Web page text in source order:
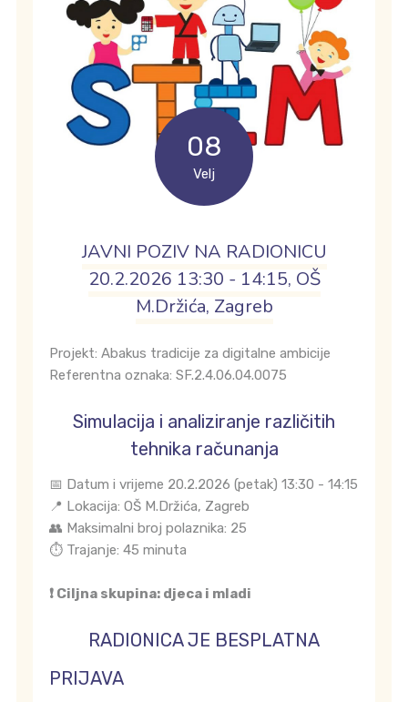
08
Velj
JAVNI POZIV NA RADIONICU
20.2.2026 13:30 - 14:15, OŠ
M.Držića, Zagreb
Projekt: Abakus tradicije za digitalne ambicije
Referentna oznaka: SF.2.4.06.04.0075
Simulacija i analiziranje različitih
tehnika računanja
📅 Datum i vrijeme 20.2.2026 (petak) 13:30 - 14:15
📍 Lokacija: OŠ M.Držića, Zagreb
👥 Maksimalni broj polaznika: 25
⏱️ Trajanje: 45 minuta
❗ Ciljna skupina: djeca i mladi
RADIONICA JE BESPLATNA
PRIJAVA